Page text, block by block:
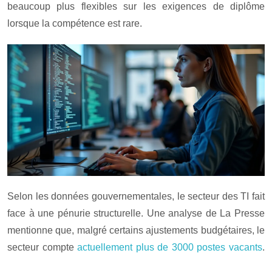
beaucoup plus flexibles sur les exigences de diplôme
lorsque la compétence est rare.
Selon les données gouvernementales, le secteur des TI fait
face à une pénurie structurelle. Une analyse de La Presse
mentionne que, malgré certains ajustements budgétaires, le
secteur compteactuellement plus de 3000 postes vacants.